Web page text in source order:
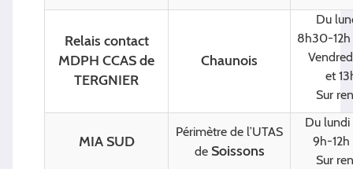
Relais contact
MDPH CCAS de
TERGNIER
Chaunois
Du
8h30-12h
et
Sur
MIA SUD
Périmètre de l’UTAS
de Soissons
Du lundi
9h-12h
Sur